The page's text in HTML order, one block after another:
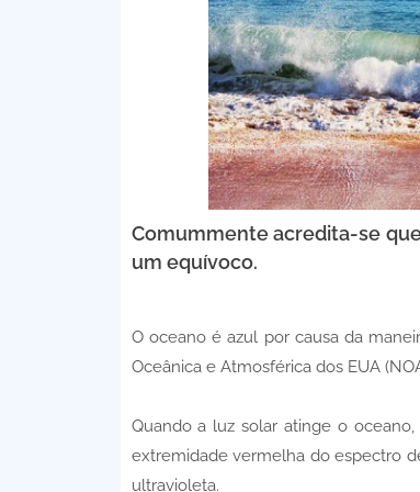
Comummente acredita-se
um equívoco.
O oceano é azul por causa da
Oceânica e Atmosférica dos EUA
Quando a luz solar atinge o
extremidade vermelha do espectro
ultravioleta.